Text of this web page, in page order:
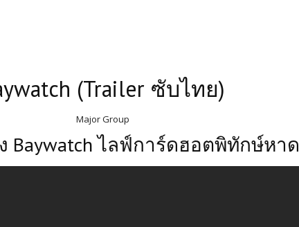
(Trailer ซับไทย)
Major Group
Baywatch ไลฟ์การ์ดฮอตพิทักษ์หาด